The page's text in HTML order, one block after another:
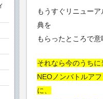
もうすぐリニュー
典を
もらったところで意
それなら今のうちに
NEOノンバトルア
に、